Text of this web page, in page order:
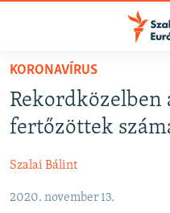
Akadálymentes
Ugrás
fő
oldalra
Ugrás
NAPIRENDEN
AKTUÁLIS
VIDEÓK
ELEMZŐ
KORONAVÍRUS
Rekordközelben
fertőzöttek
Szalai Bálint
2020. november 13.